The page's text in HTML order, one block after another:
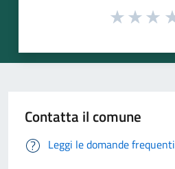
Contatta il comune
Leggi le domande frequenti